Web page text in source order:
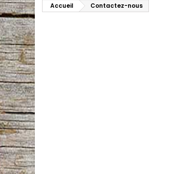
Accueil Contactez-nous